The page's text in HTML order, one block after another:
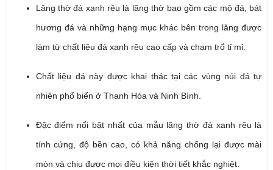
Lăng thờ đá xanh rêu là lăng thờ bao gồm các mộ đá, bát
hương đá và những hạng mục khác bên trong lăng được
làm từ chất liệu đá xanh rêu cao cấp và chạm trổ tỉ mỉ.
Chất liệu đá này được khai thác tại các vùng núi đá tự
nhiên phổ biến ở Thanh Hóa và Ninh Bình.
Đặc điểm nổi bật nhất của mẫu lăng thờ đá xanh rêu là
tính cứng, độ bền cao, có khả năng chống lại được mài
mòn và chịu được mọi điều kiện thời tiết khắc nghiệt.